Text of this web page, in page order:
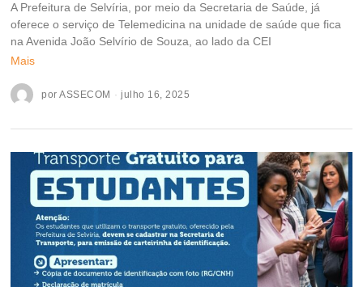
A Prefeitura de Selvíria, por meio da Secretaria de Saúde, já
oferece o serviço de Telemedicina na unidade de saúde que fica
na Avenida João Selvírio de Souza, ao lado da CEI
Mais
porASSECOM julho 16, 2025